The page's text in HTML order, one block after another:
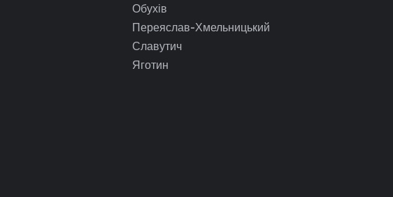
Обухів
Переяслав-Хмельницький
Славутич
Яготин